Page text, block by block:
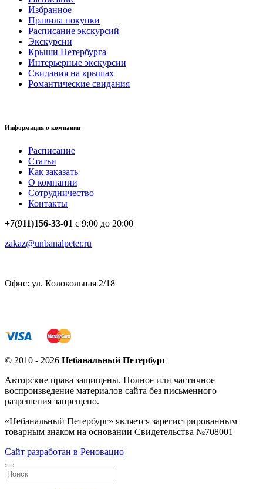
Избранное
Правила покупки
Расписание экскурсий
Экскурсии
Крыши Петербурга
Интерьерные экскурсии
Свидания на крышах
Романтические свидания
Информация о компании
Расписание
Статьи
Как заказать
О компании
Сотрудничество
Контакты
+7(911)156-33-01 с 9:00 до 20:00
zakaz@unbanalpeter.ru
Офис: ул. Колокольная 2/18
© 2010 - 2026 Небанальный Петербург
Авторские права защищены. Полное или частичное
воспроизведение материалов сайта без письменного
разрешения запрещено.
«Небанальный Петербург» является зарегистрированным
товарным знаком на основании Свидетельства №708001
Сайт разработан в Реновацио